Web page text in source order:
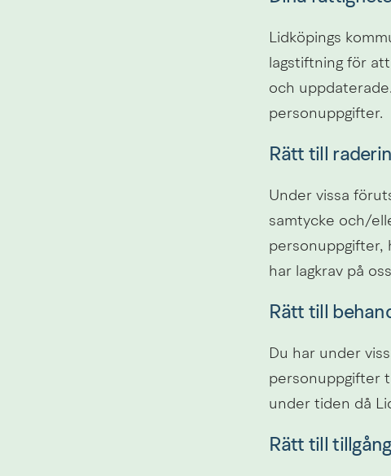
Lidköpings
lagstiftning för
och
personuppgifter.
Rätt till
Under vissa
samtycke och/
personuppgifter,
har lagkrav på
Rätt till
Du har under
personuppgifter
under tiden då
Rätt till tillgång